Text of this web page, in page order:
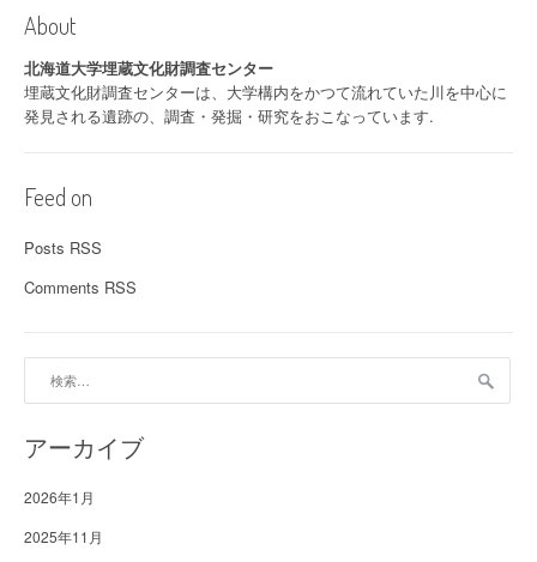
ー
シ
ョ
About
北海道大学埋蔵文化財調査センター
埋蔵文化財調査センターは、大学構内をかつて流れていた川を中心に
発見される遺跡の、調査・発掘・研究をおこなっています.
Feed on
Posts RSS
Comments RSS
アーカイブ
2026年1月
2025年11月